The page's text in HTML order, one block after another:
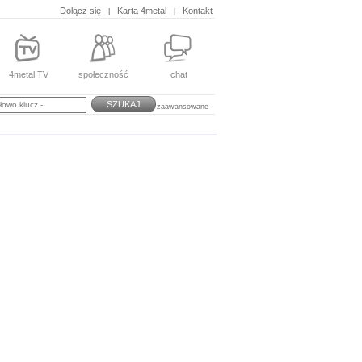
Dołącz się Karta 4metal Kontakt
4metal TV społeczność chat
SZUKAJ zaawansowane